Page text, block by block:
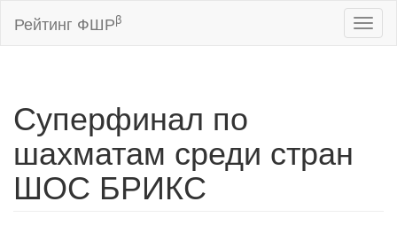
Рейтинг ФШРβ
Суперфинал по
шахматам среди стран
ШОС БРИКС